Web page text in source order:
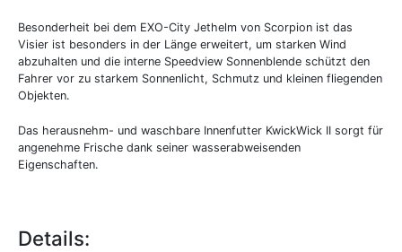
Besonderheit bei dem EXO-City Jethelm von Scorpion ist das
Visier ist besonders in der Länge erweitert, um starken Wind
abzuhalten und die interne Speedview Sonnenblende schützt den
Fahrer vor zu starkem Sonnenlicht, Schmutz und kleinen fliegenden
Objekten.
Das herausnehm- und waschbare Innenfutter KwickWick II sorgt für
angenehme Frische dank seiner wasserabweisenden
Eigenschaften.
Details: